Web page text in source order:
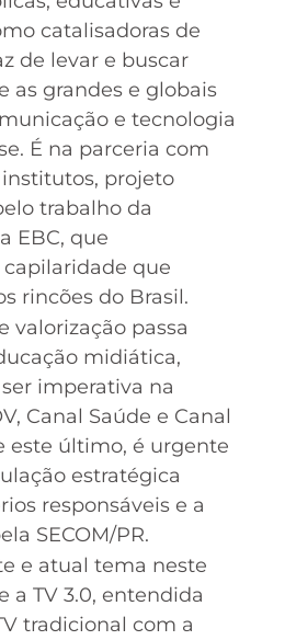
catalisadoras de
de levar e buscar
as grandes e globais
e tecnologia
É na parceria com
projeto
trabalho da
EBC, que
que
rincões do Brasil.
valorização passa
midiática,
imperativa na
Canal Saúde e Canal
este último, é urgente
estratégica
responsáveis e a
SECOM/PR.
e atual tema neste
a TV 3.0, entendida
tradicional com a